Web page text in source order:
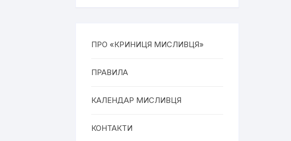
ПРО «КРИНИЦЯ МИСЛИВЦЯ»
ПРАВИЛА
КАЛЕНДАР МИСЛИВЦЯ
КОНТАКТИ